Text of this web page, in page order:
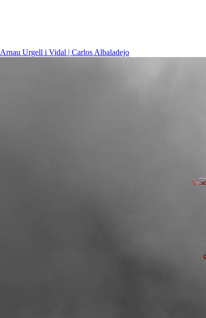
Arnau Urgell i Vidal | Carlos Albaladejo